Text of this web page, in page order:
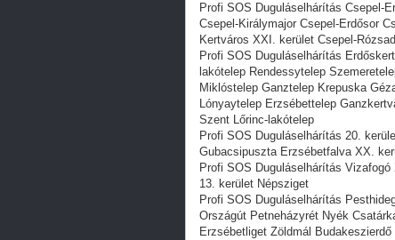
Profi SOS Duguláselhárítás Csepel-
Csepel-Királymajor Csepel-Erdősor
Kertváros XXI. kerület Csepel-
Profi SOS Duguláselhárítás
lakótelep Rendessytelep
Miklóstelep Ganztelep Krepuska
Lónyaytelep Erzsébettelep
Szent Lőrinc-lakótelep
Profi SOS Duguláselhárítás 20.
Gubacsipuszta Erzsébetfalva XX.
Profi SOS Duguláselhárítás
13. kerület Népsziget
Profi SOS Duguláselhárítás
Országút Petneházyrét Nyék
Erzsébetliget Zöldmál